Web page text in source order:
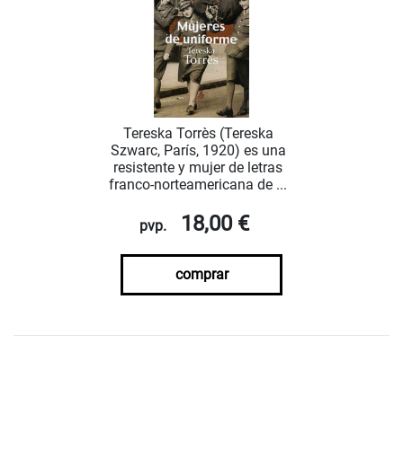
Tereska Torrès (Tereska
Szwarc, París, 1920) es una
resistente y mujer de letras
franco-norteamericana de ...
pvp. 18,00 €
comprar